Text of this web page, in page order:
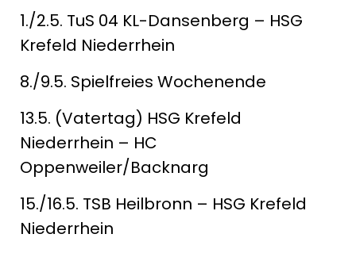
1./2.5. TuS 04 KL-Dansenberg – HSG
Krefeld Niederrhein
8./9.5. Spielfreies Wochenende
13.5. (Vatertag) HSG Krefeld
Niederrhein – HC
Oppenweiler/Backnarg
15./16.5. TSB Heilbronn – HSG Krefeld
Niederrhein